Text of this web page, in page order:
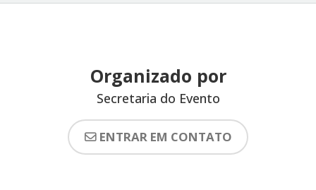
Organizado por
Secretaria do Evento
ENTRAR EM CONTATO